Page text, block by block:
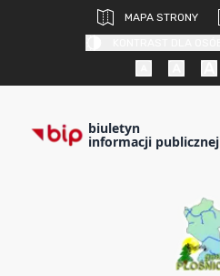
MAPA STRONY
biuletyn
informacji publicznej